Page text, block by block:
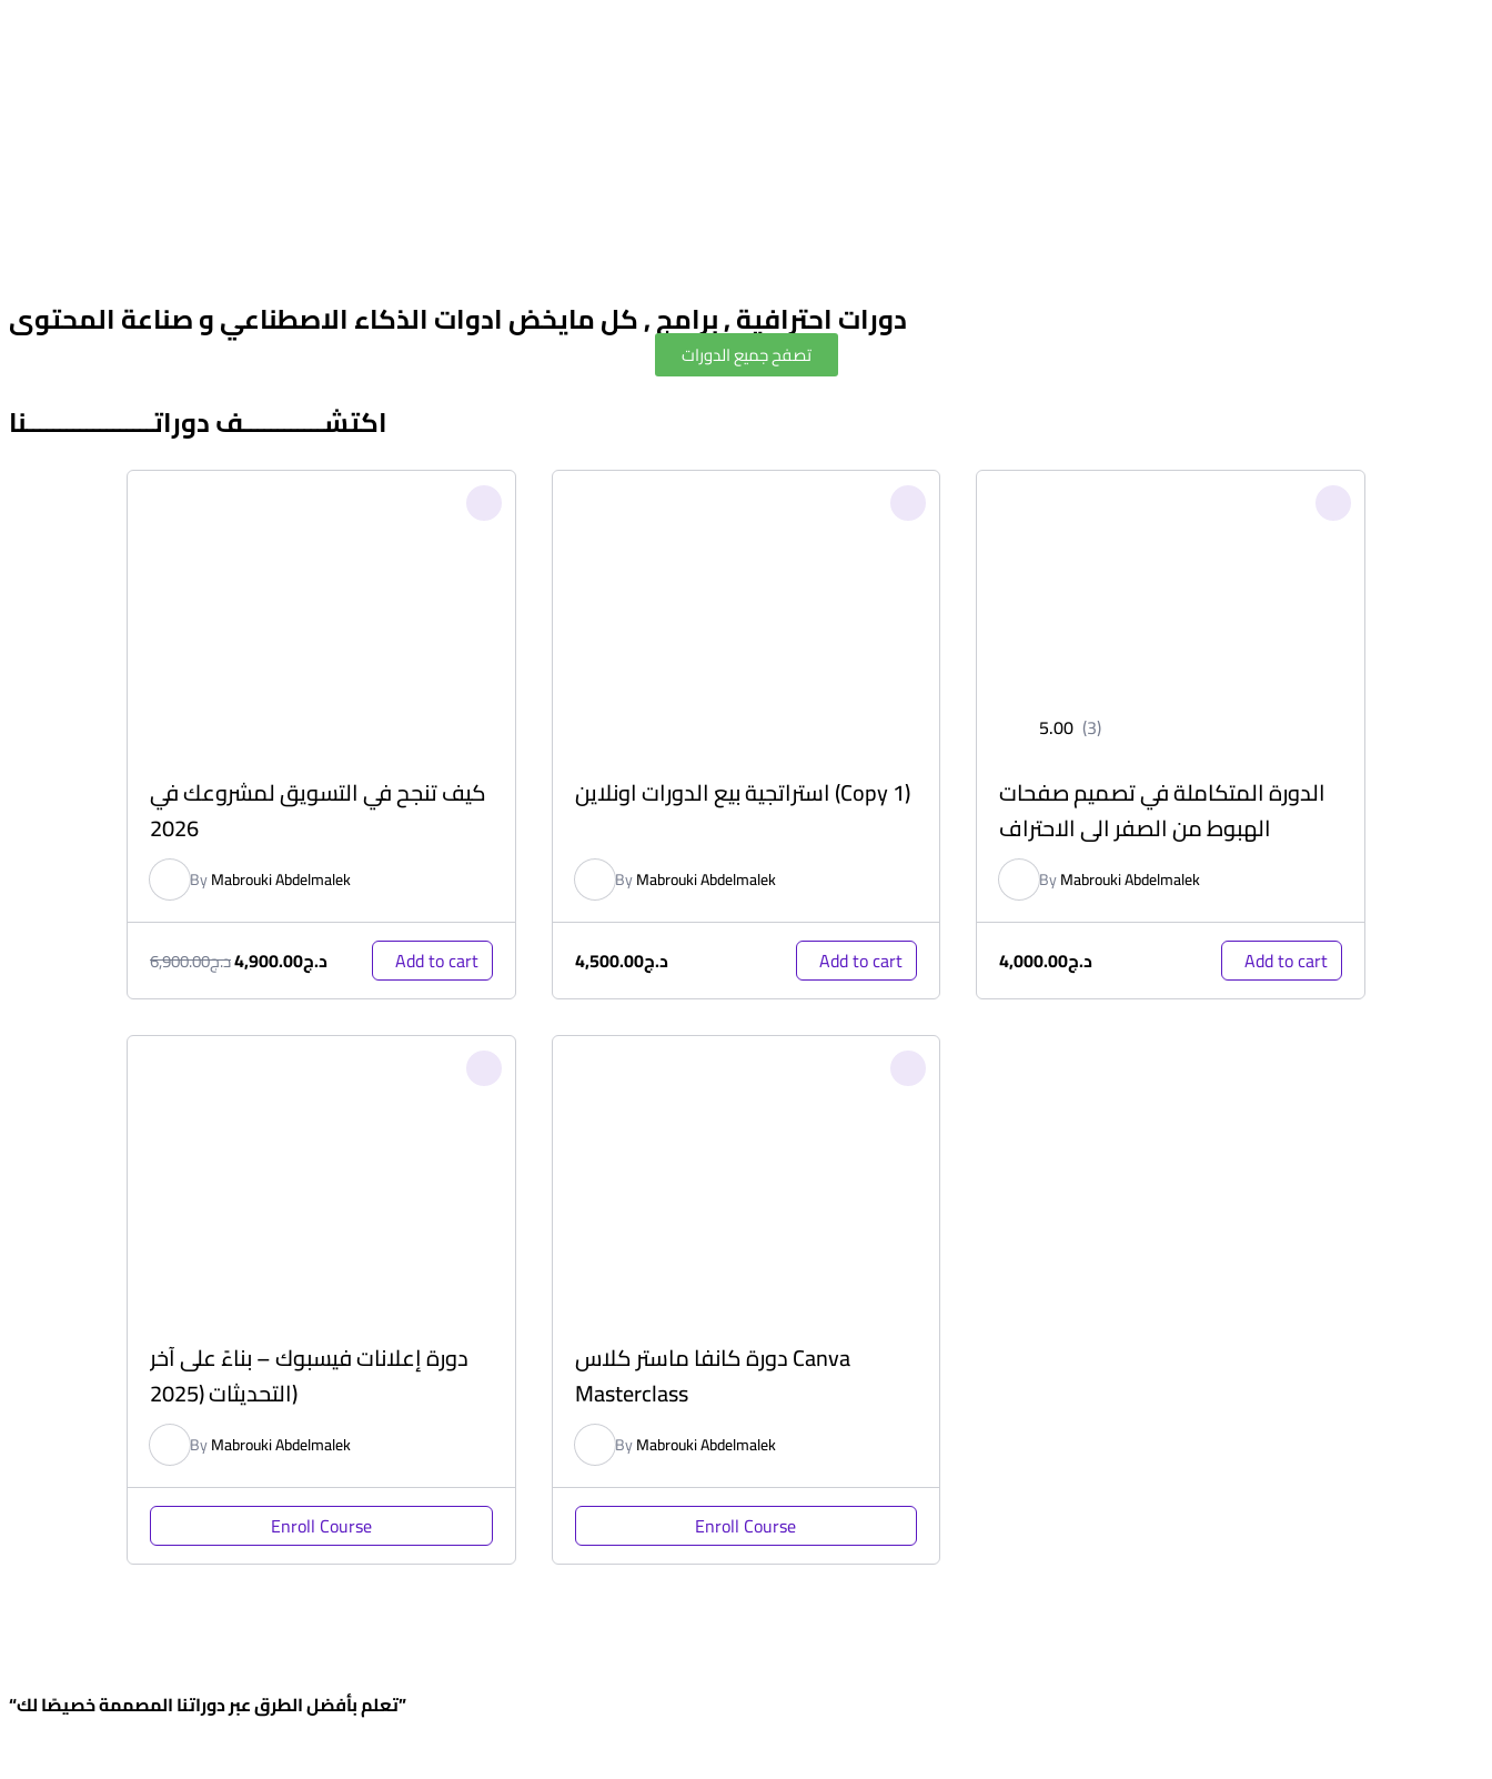
دورات احترافية , برامج , كل مايخض ادوات الذكاء الاصطناعي و صناعة المحتوى
تصفح جميع الدورات
اكتشــــــــــــف دوراتـــــــــــــــــــنا
كيف تنجح في التسويق لمشروعك في
2026
ByMabrouki Abdelmalek
د.ج6,900.00 د.ج4,900.00 Add to cart
استراتجية بيع الدورات اونلاين (Copy 1)
ByMabrouki Abdelmalek
د.ج4,500.00 Add to cart
5.00 (3)
الدورة المتكاملة في تصميم صفحات
الهبوط من الصفر الى الاحتراف
ByMabrouki Abdelmalek
د.ج4,000.00 Add to cart
دورة إعلانات فيسبوك – بناءً على آخر
التحديثات (2025)
ByMabrouki Abdelmalek
Enroll Course
دورة كانفا ماستر كلاس Canva
Masterclass
ByMabrouki Abdelmalek
Enroll Course
“تعلم بأفضل الطرق عبر دوراتنا المصممة خصيصًا لك”